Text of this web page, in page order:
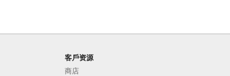
客戶资源
商店